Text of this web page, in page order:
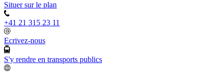
Situer sur le plan
+41 21 315 23 11
Ecrivez-nous
S'y rendre en transports publics